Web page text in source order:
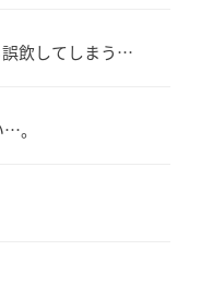
飲してしまう…
。